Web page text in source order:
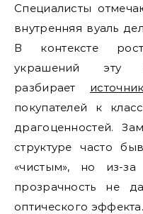
Специалисты
внутренняя вуаль
В контексте
украшений эту
разбирает источник
покупателей к
драгоценностей.
структуре часто
«чистым», но из-
прозрачность не
оптического эффекта.